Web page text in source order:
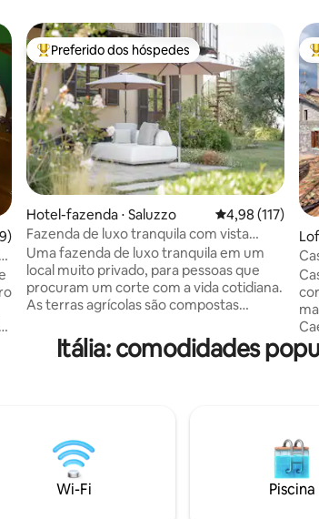
avaliação média de 5, 719 avaliações
Entre os melhores preferidos dos hóspedes
Preferido dos hóspedes
Hotel-fazenda ⋅ Saluzzo 4,98 de uma
4,98 (117)
Fazenda de luxo tranquila com vista
deslumbrante para os Alpes
Uma fazenda de luxo tranquila em um
local muito privado, para pessoas que
procuram um corte com a vida cotidiana.
As terras agrícolas são compostas
longo de terraços na encosta, arbustos
de mirtilos e ameixeiras. A propriedade
caminhos para fazer caminhadas
relaxantes ou experiências de
caminhada. Um campo de golfe fica a
poucos minutos de carro daqui.
de
Se
Itália: comodidades
Wi-Fi Piscina